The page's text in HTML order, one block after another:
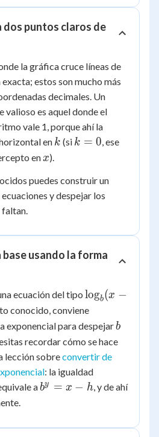
k
dos puntos claros de
la gráfica cruce líneas de
estos son mucho más
decimales. Un
valioso es aquel donde el
vale 1, porque ahí la
en k
k (si k
k = 0, ese
en x
x).
puedes construir un
y despejar los
faltan.
base usando la forma
ecuación del tipo \log_b(x
- h) = y
logb(x −
conocido, conviene
exponencial para despejarb
b
recordar cómo se hace
lección sobreconvertir de
: la igualdad
h) = y
ab^y
by = x − h, y de ahí